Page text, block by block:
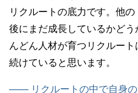
リクルートの底力です。他
後にまだ成長しているかど
んどん人材が育つリクルー
続けていると思います。
—— リクルートの中で自身の